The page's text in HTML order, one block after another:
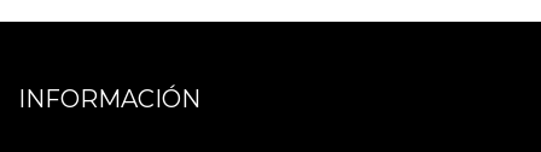
INFORMACIÓN